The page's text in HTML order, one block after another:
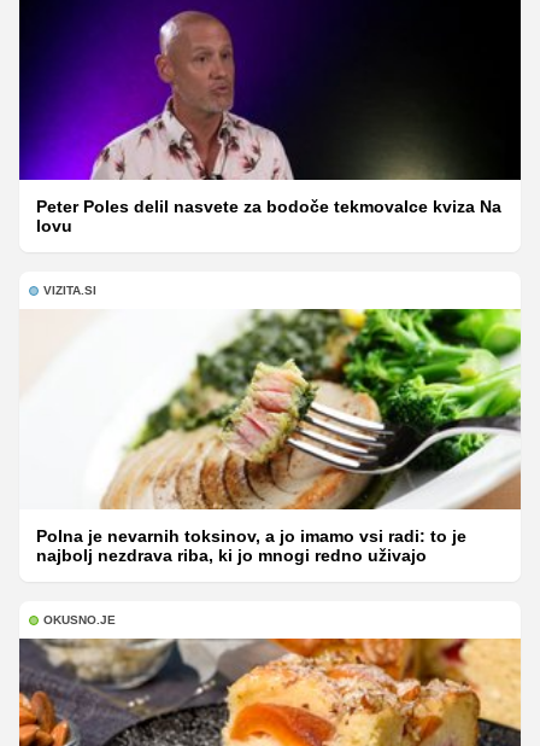
Peter Poles delil nasvete za bodoče tekmovalce kviza Na
lovu
VIZITA.SI
Polna je nevarnih toksinov, a jo imamo vsi radi: to je
najbolj nezdrava riba, ki jo mnogi redno uživajo
OKUSNO.JE